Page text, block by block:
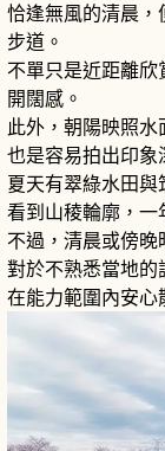
恰逢無風的清晨
步道。
不單只是近距離
開闊感。
此外，朝陽映照水
也是容易拍出印象
夏天有翠綠水田
看到山稜輪廓，一
不過，清晨或傍晚
對於不熟悉當地的
在能力範圍內安心